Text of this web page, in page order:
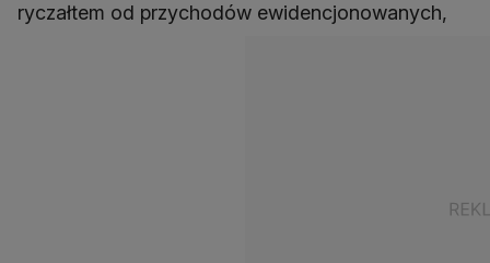
ryczałtem od przychodów ewidencjonowanych,